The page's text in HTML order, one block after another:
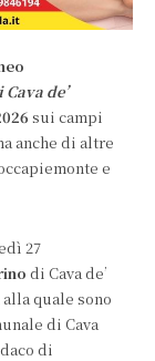
Cava de’
sui campi
anche di altre
e
27
di Cava de’
alla quale sono
di Cava
di